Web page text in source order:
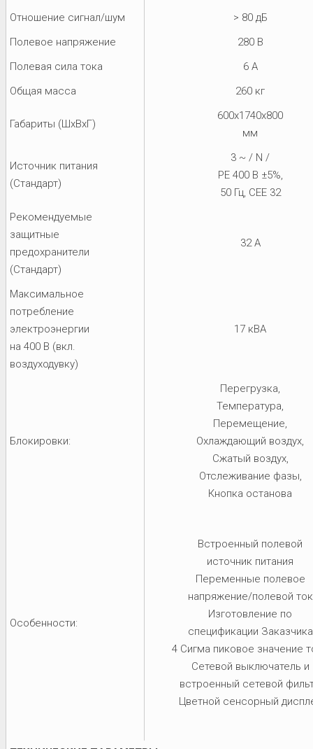
Отношение сигнал/шум
> 80 дБ
Полевое напряжение
280 В
Полевая сила тока
6 A
Общая масса
260 кг
Габариты (ШхВхГ)
600x1740x800
мм
Источник питания
(Стандарт)
3 ~ / N /
PE 400 В ±5%,
50 Гц, CEE 32
Рекомендуемые
защитные
предохранители
(Стандарт)
32 A
Максимальное
потребление
электроэнергии
на 400 В (вкл.
воздуходувку)
17 кВА
Блокировки:
Перегрузка,
Температура,
Перемещение,
Охлаждающий воздух,
Сжатый воздух,
Отслеживание фазы,
Кнопка останова
Особенности:
Встроенный полевой
источник питания
Переменные полевое
напряжение/полевой ток
Изготовление по
спецификации Заказчика
4 Сигма пиковое значение
Сетевой выключатель и
встроенный сетевой
Цветной сенсорный